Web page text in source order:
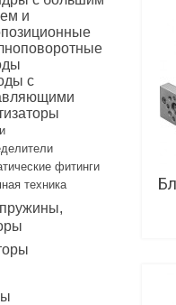
и
с
фитинги
техника